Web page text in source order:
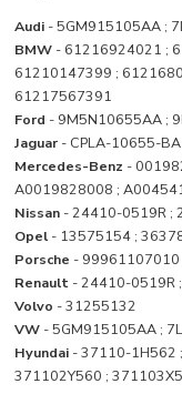
Audi - 5GM915105AA ;
BMW - 61216924021 ;
61210147399 ;
61217567391
Ford - 9M5N10655AA ;
Jaguar - CPLA-10655-
Mercedes-Benz -
A0019828008 ;
Nissan - 24410-0519R ;
Opel - 13575154 ;
Porsche - 99961107010
Renault - 24410-0519R
Volvo - 31255132
VW - 5GM915105AA ;
Hyundai - 37110-1H562
371102Y560 ;